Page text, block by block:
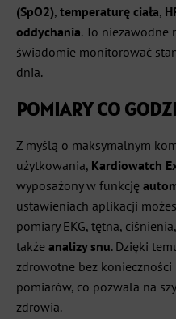
(SpO2), temperaturę ciała,
oddychania. To niezawodne
świadomie monitorować
dnia.
POMIARY CO
Z myślą o maksymalnym
użytkowania, Kardiowatch
wyposażony w funkcję
ustawieniach aplikacji
pomiary EKG, tętna,
także analizy snu. Dzięki
zdrowotne bez
pomiarów, co pozwala na
zdrowia.